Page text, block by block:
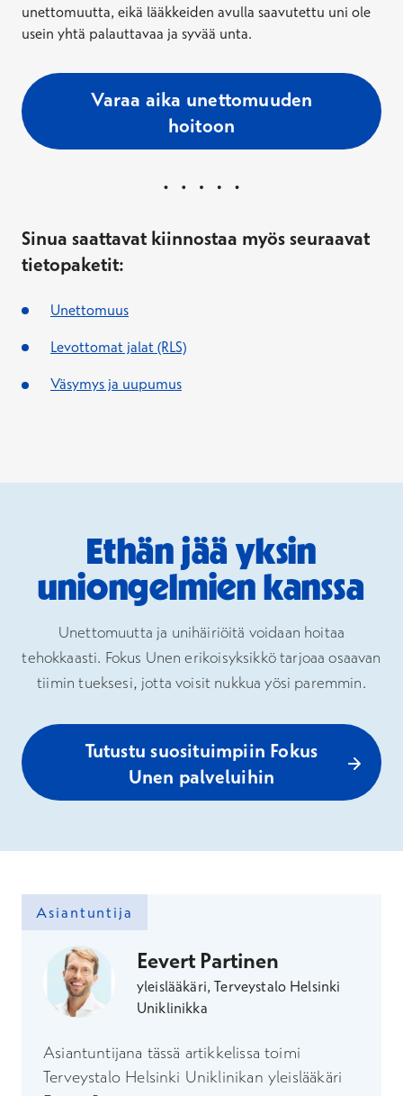
unettomuutta, eikä lääkkeiden avulla saavutettu uni ole
usein yhtä palauttavaa ja syvää unta.
Varaa aika unettomuuden
hoitoon
Sinua saattavat kiinnostaa myös seuraavat
tietopaketit:
Unettomuus
Levottomat jalat (RLS)
Väsymys ja uupumus
Ethän jää yksin
uniongelmien kanssa
Unettomuutta ja unihäiriöitä voidaan hoitaa
tehokkaasti. Fokus Unen erikoisyksikkö tarjoaa osaavan
tiimin tueksesi, jotta voisit nukkua yösi paremmin.
Tutustu suosituimpiin Fokus
Unen palveluihin
Asiantuntija
Eevert Partinen
yleislääkäri, Terveystalo Helsinki
Uniklinikka
Asiantuntijana tässä artikkelissa toimi
Terveystalo Helsinki Uniklinikan yleislääkäri